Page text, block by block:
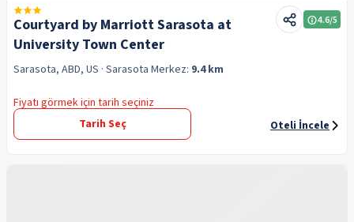
Courtyard by Marriott Sarasota at
University Town Center
4.6/5
Sarasota, ABD, US · Sarasota Merkez: 9.4 km
Fiyatı görmek için tarih seçiniz
Tarih Seç
Oteli İncele